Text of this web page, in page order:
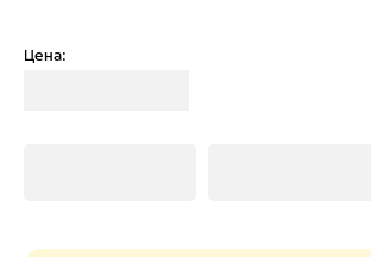
Цена: